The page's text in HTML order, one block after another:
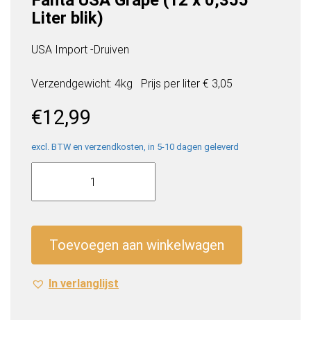
Liter blik)
USA Import -Druiven
Verzendgewicht: 4kg Prijs per liter € 3,05
€12,99
excl. BTW en verzendkosten, in 5-10 dagen geleverd
Fanta
Grape
0,355
Liter
blik)
Toevoegen aan winkelwagen
In verlanglijst